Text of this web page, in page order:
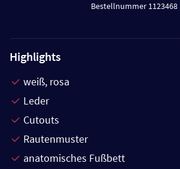
Bestellnummer 1123468
Highlights
weiß, rosa
Leder
Cutouts
Rautenmuster
anatomisches Fußbett